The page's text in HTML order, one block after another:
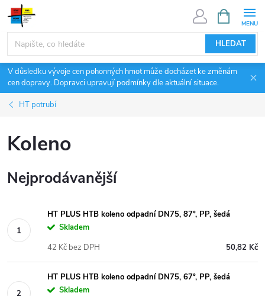
Přejít
obsah
HLEDAT
NÁKUPNÍ
KOŠÍK
V důsledku vývoje cen pohonných hmot může docházet ke změnám
cen dopravy. Dopravci upravují podmínky dle aktuální situace.
HT potrubí
Koleno
Nejprodávanější
HT PLUS HTB koleno odpadní DN75, 87°, PP, šedá
Skladem
50,82 Kč
42 Kč bez DPH
HT PLUS HTB koleno odpadní DN75, 67°, PP, šedá
Skladem